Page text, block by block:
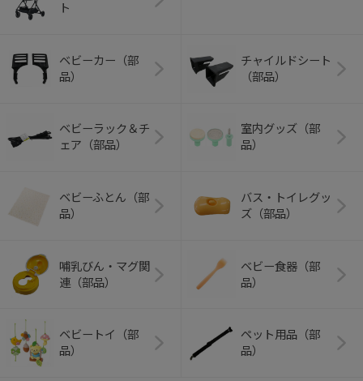
ト
ベビーカー（部
品）
チャイルドシート
（部品）
ベビーラック＆チ
ェア（部品）
室内グッズ（部
品）
ベビーふとん（部
品）
バス・トイレグッ
ズ（部品）
哺乳びん・マグ関
連（部品）
ベビー食器（部
品）
ベビートイ（部
品）
ペット用品（部
品）